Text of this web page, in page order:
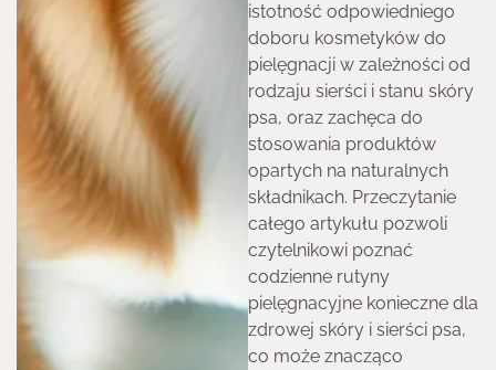
istotność odpowiedniego
doboru kosmetyków do
pielęgnacji w zależności od
rodzaju sierści i stanu skóry
psa, oraz zachęca do
stosowania produktów
opartych na naturalnych
składnikach. Przeczytanie
całego artykułu pozwoli
czytelnikowi poznać
codzienne rutyny
pielęgnacyjne konieczne dla
zdrowej skóry i sierści psa,
co może znacząco